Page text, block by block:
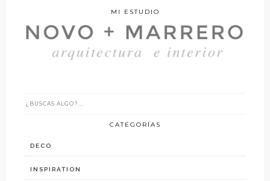
MI ESTUDIO
CATEGORÍAS
DECO
INSPIRATION